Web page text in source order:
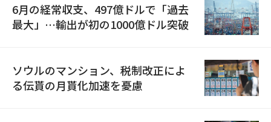
6月の経常収支、497億ドルで「過去
最大」…輸出が初の1000億ドル突破
ソウルのマンション、税制改正によ
る伝貰の月貰化加速を憂慮